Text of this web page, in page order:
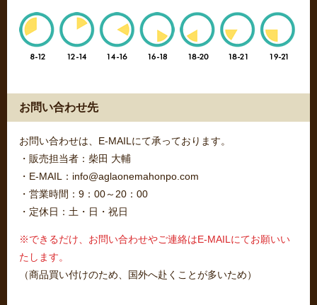
お問い合わせ先
お問い合わせは、E-MAILにて承っております。
・販売担当者：柴田 大輔
・E-MAIL：info@aglaonemahonpo.com
・営業時間：9：00～20：00
・定休日：土・日・祝日
※できるだけ、お問い合わせやご連絡はE-MAILにてお願いい
たします。
（商品買い付けのため、国外へ赴くことが多いため）